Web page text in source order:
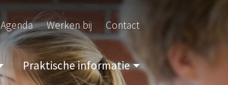
Agenda Werken bij Contact
Praktische informatie